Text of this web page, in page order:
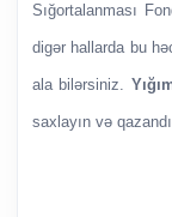
Sığortalanması
digər hallarda bu
ala bilərsiniz.
saxlayın və